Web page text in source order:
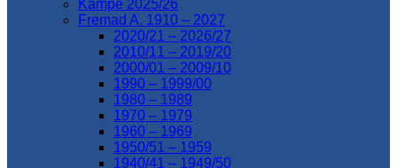
Kampe 2025/26
Fremad A. 1910 – 2027
2020/21 – 2026/27
2010/11 – 2019/20
2000/01 – 2009/10
1990 – 1999/00
1980 – 1989
1970 – 1979
1960 – 1969
1950/51 – 1959
1940/41 – 1949/50